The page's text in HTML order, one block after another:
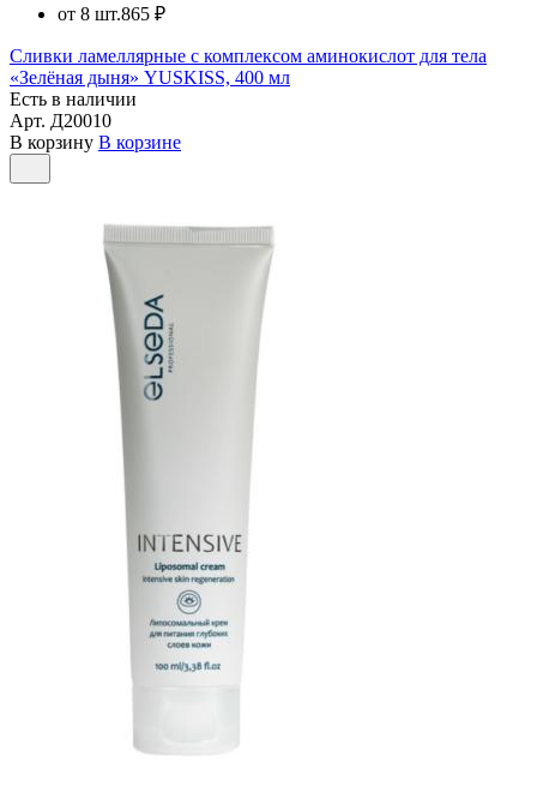
от 8 шт.865 ₽
Сливки ламеллярные с комплексом аминокислот для тела
«Зелёная дыня» YUSKISS, 400 мл
Есть в наличии
Арт. Д20010
В корзину В корзине